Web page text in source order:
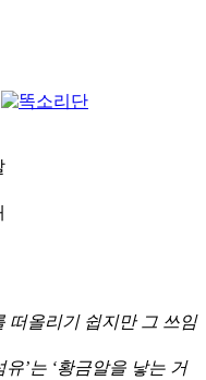
떠올리기 쉽지만 그 쓰임
’는 ‘황금알을 낳는 거